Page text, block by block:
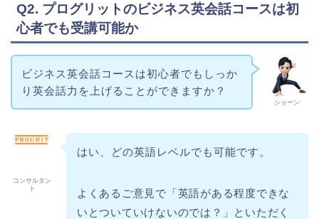
Q2. プログリットのビジネス英会話コースは初
心者でも受講可能か
ショーン
ビジネス英会話コースは初心者でもしっか
り英会話力を上げることができますか？
コンサルタン
ト
はい、どの英語レベルでも可能です。
よくあるご意見で「英語がある程度できな
いとついていけないのでは？」といただく